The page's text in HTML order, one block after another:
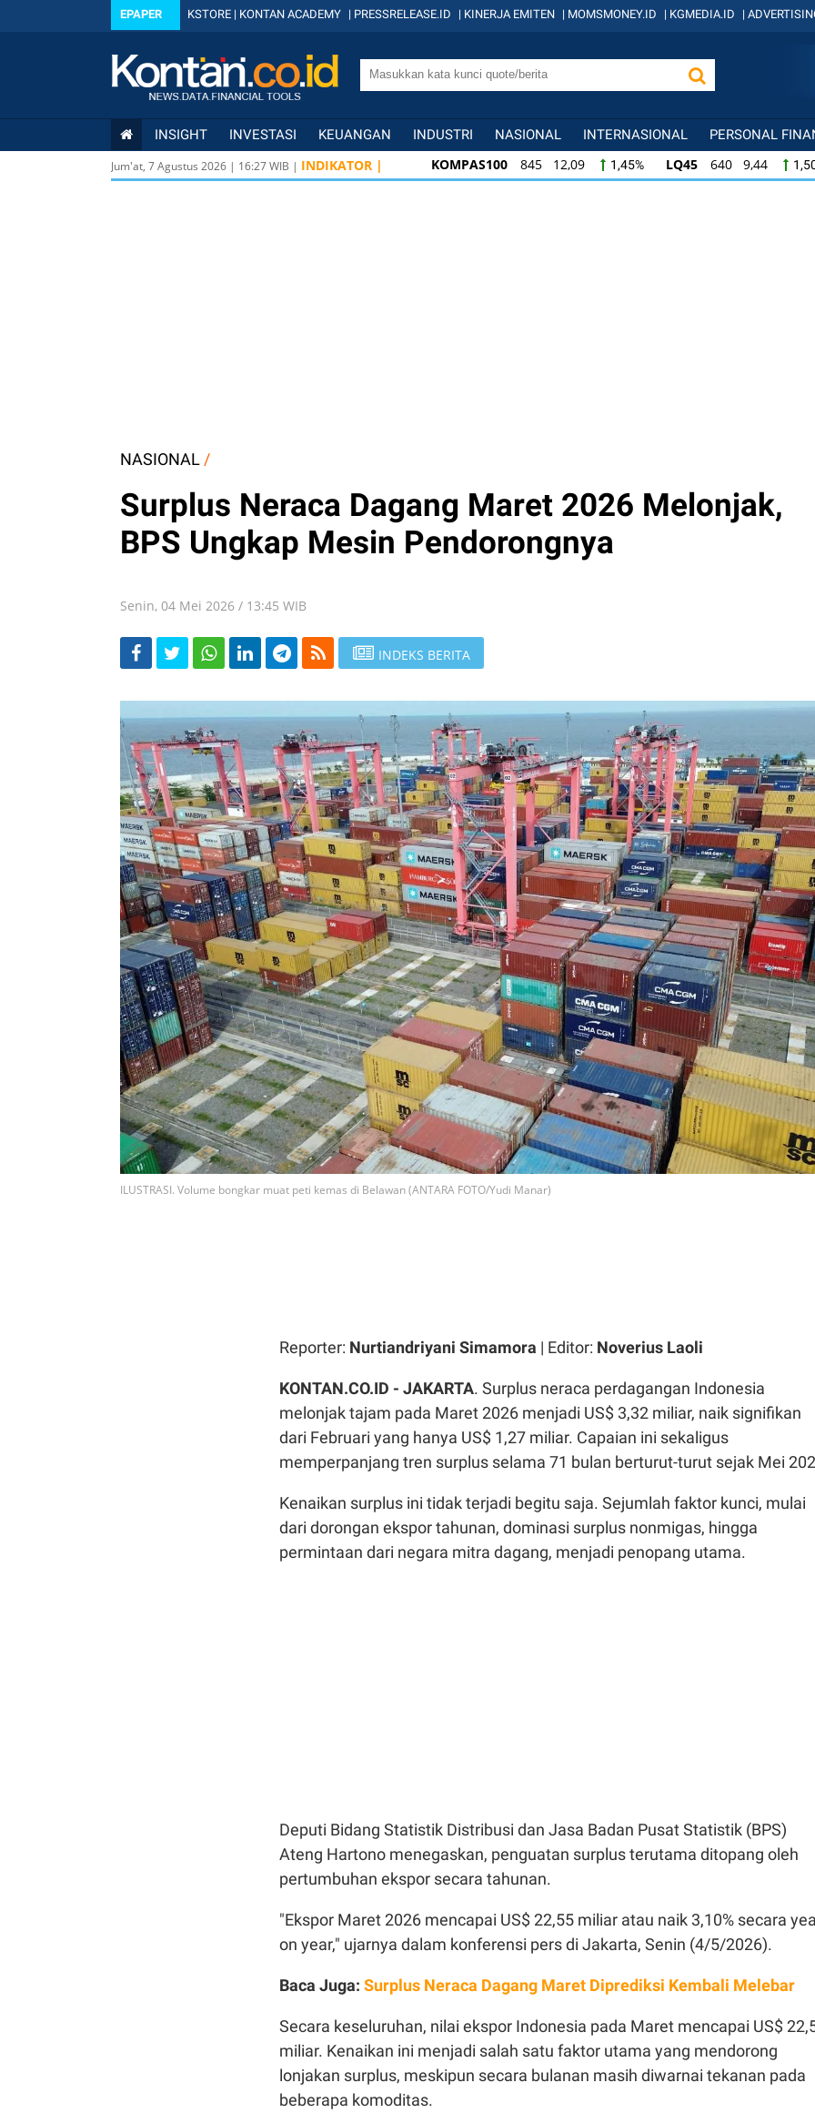
EPAPER KSTORE | KONTAN ACADEMY | PRESSRELEASE.ID | KINERJA EMITEN | MOMSMONEY.ID | KGMEDIA.ID |
INSIGHT INVESTASI KEUANGAN INDUSTRI NASIONAL INTERNASIONAL PERSONAL
Jum'at, 7 Agustus 2026 | 16:27WIB | INDIKATOR | KOMPAS100 845 12,09 1,45% LQ45 640 9,44
KOMPAS100
845 12,09 1,45% LQ45 640 9,44
NASIONAL /
Surplus Neraca Dagang Maret 2026 Melonjak,
BPS Ungkap Mesin Pendorongnya
Senin, 04 Mei 2026 / 13:45 WIB
INDEKS BERITA
ILUSTRASI. Volume bongkar muat peti kemas di Belawan (ANTARA FOTO/Yudi Manar)
Reporter: Nurtiandriyani Simamora | Editor: Noverius Laoli
KONTAN.CO.ID - JAKARTA. Surplus neraca perdagangan Indonesia
melonjak tajam pada Maret 2026 menjadi US$ 3,32 miliar, naik signifikan
dari Februari yang hanya US$ 1,27 miliar. Capaian ini sekaligus
memperpanjang tren surplus selama 71 bulan berturut-turut sejak Mei
Kenaikan surplus ini tidak terjadi begitu saja. Sejumlah faktor kunci, mulai
dari dorongan ekspor tahunan, dominasi surplus nonmigas, hingga
permintaan dari negara mitra dagang, menjadi penopang utama.
Deputi Bidang Statistik Distribusi dan Jasa Badan Pusat Statistik (BPS)
Ateng Hartono menegaskan, penguatan surplus terutama ditopang oleh
pertumbuhan ekspor secara tahunan.
"Ekspor Maret 2026 mencapai US$ 22,55 miliar atau naik 3,10% secara
on year," ujarnya dalam konferensi pers di Jakarta, Senin (4/5/2026).
Baca Juga: Surplus Neraca Dagang Maret Diprediksi Kembali Melebar
Secara keseluruhan, nilai ekspor Indonesia pada Maret mencapai US$
miliar. Kenaikan ini menjadi salah satu faktor utama yang mendorong
lonjakan surplus, meskipun secara bulanan masih diwarnai tekanan pada
beberapa komoditas.